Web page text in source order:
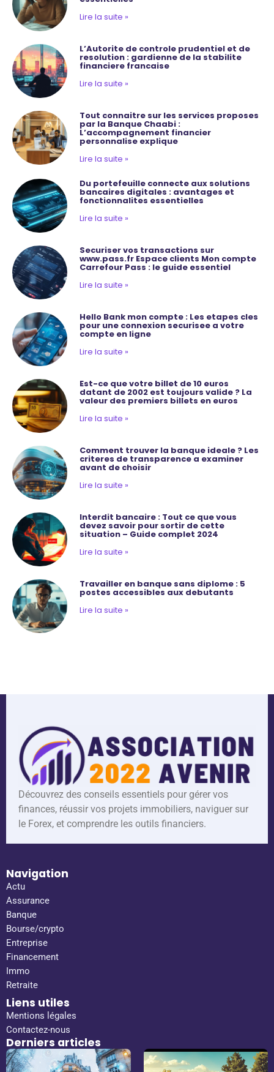
Lire la suite »
L’Autorite de controle prudentiel et de
resolution : gardienne de la stabilite
financiere francaise
Lire la suite »
Tout connaitre sur les services proposes
par la Banque Chaabi :
L’accompagnement financier
personnalise explique
Lire la suite »
Du portefeuille connecte aux solutions
bancaires digitales : avantages et
fonctionnalites essentielles
Lire la suite »
Securiser vos transactions sur
www.pass.fr Espace clients Mon compte
Carrefour Pass : le guide essentiel
Lire la suite »
Hello Bank mon compte : Les etapes cles
pour une connexion securisee a votre
compte en ligne
Lire la suite »
Est-ce que votre billet de 10 euros
datant de 2002 est toujours valide ? La
valeur des premiers billets en euros
Lire la suite »
Comment trouver la banque ideale ? Les
criteres de transparence a examiner
avant de choisir
Lire la suite »
Interdit bancaire : Tout ce que vous
devez savoir pour sortir de cette
situation – Guide complet 2024
Lire la suite »
Travailler en banque sans diplome : 5
postes accessibles aux debutants
Lire la suite »
Découvrez des conseils essentiels pour gérer vos
finances, réussir vos projets immobiliers, naviguer sur
le Forex, et comprendre les outils financiers.
Navigation
Actu
Assurance
Banque
Bourse/crypto
Entreprise
Financement
Immo
Retraite
Liens utiles
Mentions légales
Contactez-nous
Derniers articles